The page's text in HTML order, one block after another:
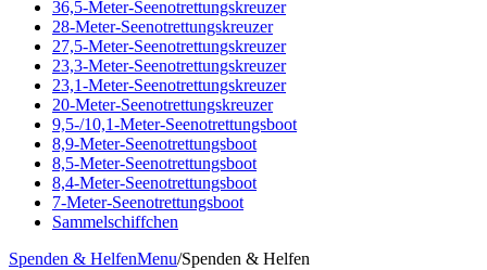
36,5-Meter-Seenotrettungskreuzer
28-Meter-Seenotrettungskreuzer
27,5-Meter-Seenotrettungskreuzer
23,3-Meter-Seenotrettungskreuzer
23,1-Meter-Seenotrettungskreuzer
20-Meter-Seenotrettungskreuzer
9,5-/10,1-Meter-Seenotrettungsboot
8,9-Meter-Seenotrettungsboot
8,5-Meter-Seenotrettungsboot
8,4-Meter-Seenotrettungsboot
7-Meter-Seenotrettungsboot
Sammelschiffchen
Spenden & HelfenMenu/Spenden & Helfen